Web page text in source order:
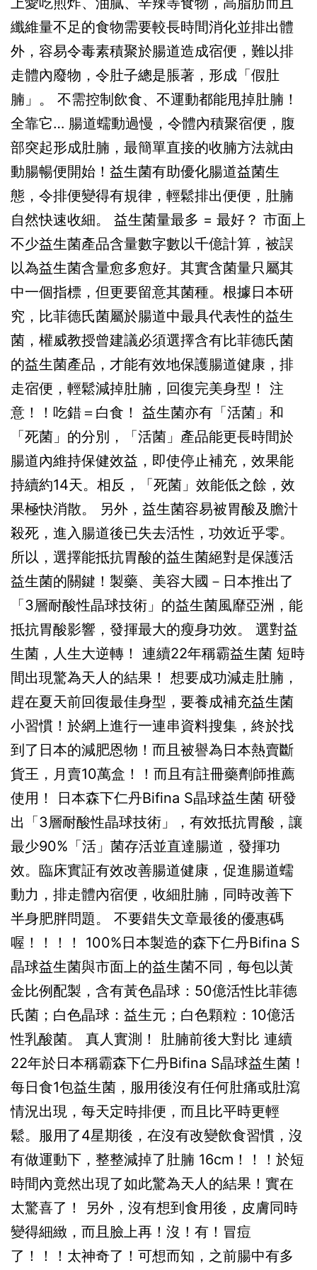
令
肌
膚
煥
發
新
生!
纖維量不足的食物需要較長時間消化並排出體
外，容易令毒素積聚於腸道造成宿便，難以排
走體內廢物，令肚子總是脹著，形成「假肚
腩」。 不需控制飲食、不運動都能甩掉肚腩！
全靠它… 腸道蠕動過慢，令體內積聚宿便，腹
部突起形成肚腩，最簡單直接的收腩方法就由
動腸暢便開始！益生菌有助優化腸道益菌生
態，令排便變得有規律，輕鬆排出便便，肚腩
自然快速收細。 益生菌量最多 = 最好？ 市面上
不少益生菌產品含量數字數以千億計算，被誤
以為益生菌含量愈多愈好。其實含菌量只屬其
中一個指標，但更要留意其菌種。根據日本研
究，比菲德氏菌屬於腸道中最具代表性的益生
菌，權威教授曾建議必須選擇含有比菲德氏菌
的益生菌產品，才能有效地保護腸道健康，排
走宿便，輕鬆減掉肚腩，回復完美身型！ 注
意！！吃錯＝白食！ 益生菌亦有「活菌」和
「死菌」的分別，「活菌」產品能更長時間於
腸道內維持保健效益，即使停止補充，效果能
持續約14天。相反，「死菌」效能低之餘，效
果極快消散。 另外，益生菌容易被胃酸及膽汁
殺死，進入腸道後已失去活性，功效近乎零。
所以，選擇能抵抗胃酸的益生菌絕對是保護活
益生菌的關鍵！製藥、美容大國－日本推出了
「3層耐酸性晶球技術」的益生菌風靡亞洲，能
抵抗胃酸影響，發揮最大的瘦身功效。 選對益
生菌，人生大逆轉！ 連續22年稱霸益生菌 短時
間出現驚為天人的結果！ 想要成功減走肚腩，
趕在夏天前回復最佳身型，要養成補充益生菌
小習慣！於網上進行一連串資料搜集，終於找
到了日本的減肥恩物！而且被譽為日本熱賣斷
貨王，月賣10萬盒！！而且有註冊藥劑師推薦
使用！ 日本森下仁丹Bifina S晶球益生菌 研發
出「3層耐酸性晶球技術」，有效抵抗胃酸，讓
最少90%「活」菌存活並直達腸道，發揮功
效。臨床實証有效改善腸道健康，促進腸道蠕
動力，排走體內宿便，收細肚腩，同時改善下
半身肥胖問題。 不要錯失文章最後的優惠碼
喔！！！！ 100%日本製造的森下仁丹Bifina S
晶球益生菌與市面上的益生菌不同，每包以黃
金比例配製，含有黃色晶球：50億活性比菲德
氏菌；白色晶球：益生元；白色顆粒：10億活
性乳酸菌。 真人實測！ 肚腩前後大對比 連續
22年於日本稱霸森下仁丹Bifina S晶球益生菌！
每日食1包益生菌，服用後沒有任何肚痛或肚瀉
情況出現，每天定時排便，而且比平時更輕
鬆。服用了4星期後，在沒有改變飲食習慣，沒
有做運動下，整整減掉了肚腩 16cm！！！於短
時間內竟然出現了如此驚為天人的結果！實在
太驚喜了！ 另外，沒有想到食用後，皮膚同時
變得細緻，而且臉上再！沒！有！冒痘
了！！！太神奇了！可想而知，之前腸中有多